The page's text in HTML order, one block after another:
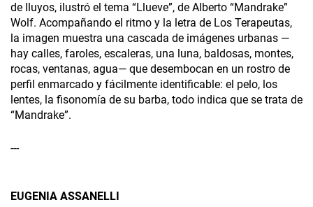
de Iluyos, ilustró el tema “Llueve”, de Alberto “Mandrake”
Wolf. Acompañando el ritmo y la letra de Los Terapeutas,
la imagen muestra una cascada de imágenes urbanas —
hay calles, faroles, escaleras, una luna, baldosas, montes,
rocas, ventanas, agua— que desembocan en un rostro de
perfil enmarcado y fácilmente identificable: el pelo, los
lentes, la fisonomía de su barba, todo indica que se trata de
“Mandrake”.
---
EUGENIA ASSANELLI